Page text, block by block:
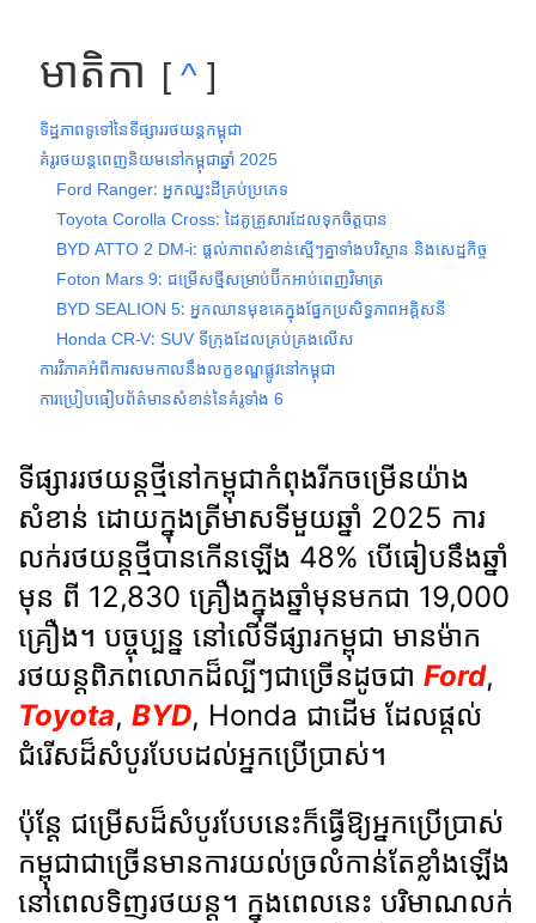
មាតិកា ^
ទិដ្ឋភាពទូទៅនៃទីផ្សាររថយន្តកម្ពុជា
គំរូរថយន្តពេញនិយមនៅកម្ពុជាឆ្នាំ 2025
Ford Ranger: អ្នកឈ្នះដីគ្រប់ប្រភេទ
Toyota Corolla Cross: ដៃគូគ្រួសារដែលទុកចិត្តបាន
BYD ATTO 2 DM-i: ផ្ដល់ភាពសំខាន់ស្មើៗគ្នាទាំងបរិស្ថាន និងសេដ្ឋកិច្ច
Foton Mars 9: ជម្រើសថ្មីសម្រាប់ប៊ីកអាប់ពេញវិមាត្រ
BYD SEALION 5: អ្នកឈានមុខគេក្នុងផ្នែកប្រសិទ្ធភាពអគ្គិសនី
Honda CR-V: SUV ទីក្រុងដែលគ្រប់គ្រងលើស
ការវិភាគអំពីការសមកាលនឹងលក្ខខណ្ឌផ្លូវនៅកម្ពុជា
ការប្រៀបធៀបព័ត៌មានសំខាន់នៃគំរូទាំង 6
ទីផ្សាររថយន្តថ្មីនៅកម្ពុជាកំពុងរីកចម្រើនយ៉ាង
សំខាន់ ដោយក្នុងត្រីមាសទីមួយឆ្នាំ 2025 ការ
លក់រថយន្តថ្មីបានកើនឡើង 48% បើធៀបនឹងឆ្នាំ
មុន ពី 12,830 គ្រឿងក្នុងឆ្នាំមុនមកជា 19,000
គ្រឿង។ បច្ចុប្បន្ន នៅលើទីផ្សារកម្ពុជា មានម៉ាក
រថយន្តពិភពលោកដ៏ល្បីៗជាច្រើនដូចជា Ford,
Toyota, BYD, Honda ជាដើម ដែលផ្ដល់
ជំរើសដ៏សំបូរបែបដល់អ្នកប្រើប្រាស់។
ប៉ុន្តែ ជម្រើសដ៏សំបូរបែបនេះក៏ធ្វើឱ្យអ្នកប្រើប្រាស់
កម្ពុជាជាច្រើនមានការយល់ច្រលំកាន់តែខ្លាំងឡើង
នៅពេលទិញរថយន្ត។ ក្នុងពេលនេះ បរិមាណលក់